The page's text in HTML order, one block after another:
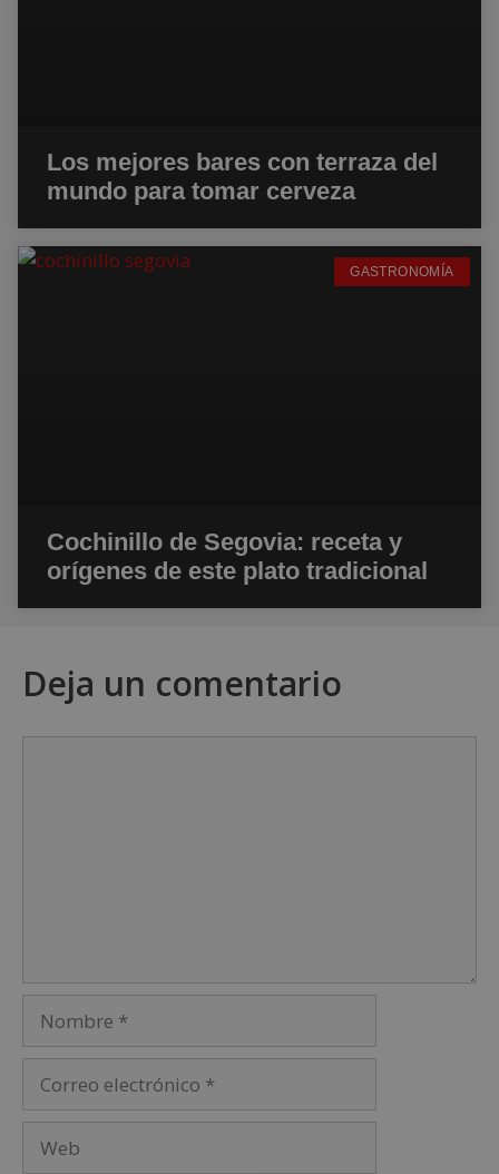
Los mejores bares con terraza del
mundo para tomar cerveza
GASTRONOMÍA
Cochinillo de Segovia: receta y
orígenes de este plato tradicional
Deja un comentario